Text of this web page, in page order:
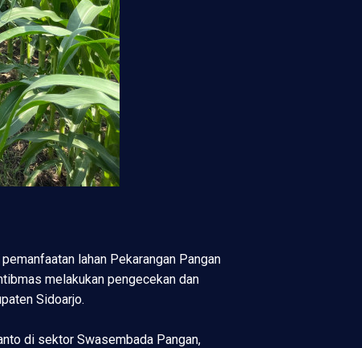
lahan Pekarangan Pangan
melakukan pengecekan dan
Sidoarjo.
di sektor Swasembada Pangan,